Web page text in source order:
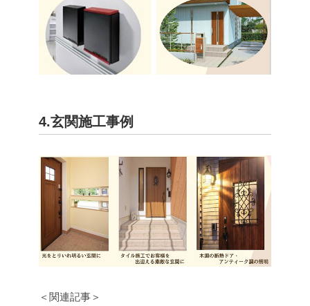
4.玄関施工事例
＜関連記事＞